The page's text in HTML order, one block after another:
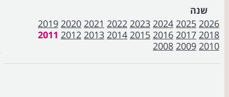
שנה
2026
2025
2024
2023
2022
2021
2020
2019
2018
2017
2016
2015
2014
2013
2012
2011
2010
2009
2008